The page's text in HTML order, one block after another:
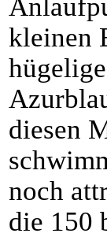
kleinen
diesen
noch
die 150